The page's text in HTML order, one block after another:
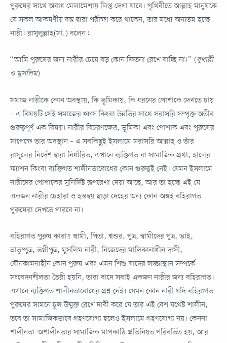
পুরুষের সাথে অবাধ মেলামেশায় লিপ্ত দেখা যাবে। পৃথিবীতে আল্লাহ মানুষকে
যে সকল আকষর্ণীয় বস্তু দ্বারা পরীক্ষা করে থাকেন, তার মধ্যে অন্যতম হচ্ছে
নারী। রাসূলুল্লাহ(সা.) বলেন:
“আমি পুরুষের জন্য নারীর চেয়ে বড় কোন ফিতনা রেখে যাচ্ছি না।” (বুখারী
ও মুসলিম)
সমাজ নারীকে কোন অবস্থায়, কি ভূমিকায়, কি ধরনের পোশাকে দেখতে চায়
– এ বিষয়টি সেই সমাজের ধ্বংস কিংবা উন্নতির সাথে সরাসরি সম্পৃক্ত অতীব
গুরুত্বপূর্ণ এক বিষয়। নারীর বিচরণক্ষেত্র, ভূমিকা এবং পোশাক এবং পুরুষের
সাপেক্ষে তার অবস্থান – এ সবকিছুই ইসলামে সরাসরি আল্লাহ ও তাঁর
রাসূলের নির্দেশ দ্বারা নির্ধারিত, এখানে ব্যক্তিগত বা সামাজিক প্রথা, হালের
ফ্যাশন কিংবা ব্যক্তিগত শালীনতাবোধের কোন গুরুত্বই নেই। যেমন ইসলামে
নারীদের পোশাকের সুনির্দিষ্ট রূপরেখা দেয়া আছে, আর তা হচ্ছে এই যে
একজন নারীর চেহারা ও হস্তদ্বয় ছাড়া দেহের অন্য কোন অঙ্গই বহিরাগত
পুরুষেরা দেখতে পারবে না।
বহিরাগত পুরুষ কারা? স্বামী, পিতা, শ্বশুর, পুত্র, স্বামীদের পুত্র, ভাই,
ভ্রাতুষ্পুত্র, ভগ্নীপুত্র, মুসলিম নারী, নিজেদের মালিকানাধীন দাসী,
যৌনকামনাহীন কোন পুরুষ এবং এমন শিশু যাদের লজ্জাস্থান সম্পর্কে
সংবেদনশীলতা তৈরী হয়নি, তারা বাদে সবাই একজন নারীর জন্য বহিরাগত।
এখানে ব্যক্তিগত শালীনতাবোধের প্রশ্ন নেই। যেমন কোন নারী যদি বহিরাগত
পুরুষের সামনে চুল উন্মুক্ত রেখে দাবী করে যে তার এই বেশ যথেষ্ট শালীন,
তবে তা সামাজিকভাবে গ্রহণযোগ্য হলেও ইসলামে গ্রহণযোগ্য নয়। কেননা
শালীনতা-অশালীনতার সামাজিক মাপকাঠি প্রতিনিয়ত পরিবর্তিত হয়, আর